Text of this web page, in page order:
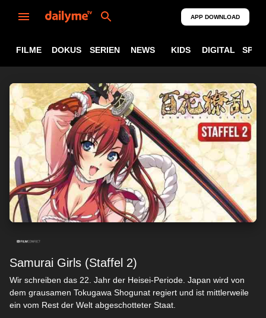
APP DOWNLOAD
FILME DOKUS SERIEN NEWS KIDS DIGITAL
Samurai Girls (Staffel 2)
Wir schreiben das 22. Jahr der Heisei-Periode. Japan wird von
dem grausamen Tokugawa Shogunat regiert und ist mittlerweile
ein vom Rest der Welt abgeschotteter Staat.